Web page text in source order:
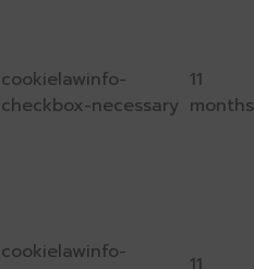
cookielawinfo-
checkbox-necessary
11
months
cookielawinfo-